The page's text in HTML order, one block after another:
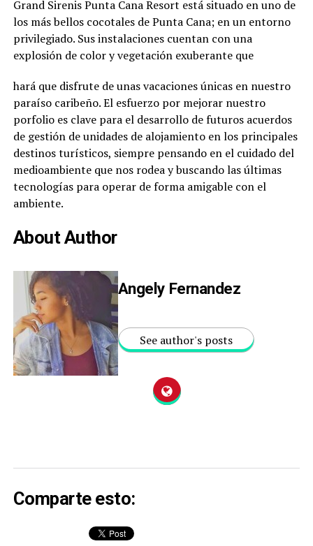
Grand Sirenis Punta Cana Resort está situado en uno de
los más bellos cocotales de Punta Cana; en un entorno
privilegiado. Sus instalaciones cuentan con una
explosión de color y vegetación exuberante que
hará que disfrute de unas vacaciones únicas en nuestro
paraíso caribeño. El esfuerzo por mejorar nuestro
porfolio es clave para el desarrollo de futuros acuerdos
de gestión de unidades de alojamiento en los principales
destinos turísticos, siempre pensando en el cuidado del
medioambiente que nos rodea y buscando las últimas
tecnologías para operar de forma amigable con el
ambiente.
About Author
Angely Fernandez
See author's posts
Comparte esto: